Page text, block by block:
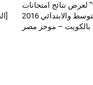
موقع “taaleb” لعرض نتائج امتحانات
الطلاب المتوسط والابتدائي 2016
بالكويت – موجز مصر